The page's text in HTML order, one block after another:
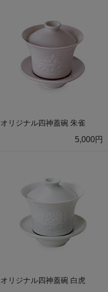
オリジナル四神蓋碗 朱雀
5,000円
オリジナル四神蓋碗 白虎